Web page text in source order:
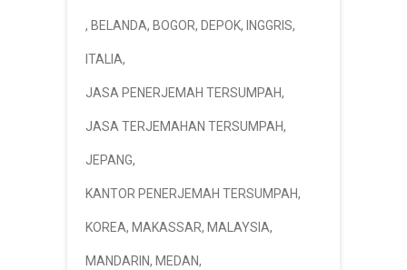
, BELANDA, BOGOR, DEPOK, INGGRIS,
ITALIA,
JASA PENERJEMAH TERSUMPAH,
JASA TERJEMAHAN TERSUMPAH,
JEPANG,
KANTOR PENERJEMAH TERSUMPAH,
KOREA, MAKASSAR, MALAYSIA,
MANDARIN, MEDAN,